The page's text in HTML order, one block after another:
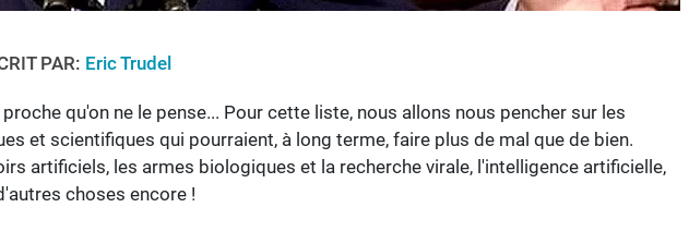
PAR: Eric Trudel
qu'on ne le pense... Pour cette liste, nous allons nous pencher sur les
et scientifiques qui pourraient, à long terme, faire plus de mal que de bien.
artificiels, les armes biologiques et la recherche virale, l'intelligence artificielle,
choses encore !